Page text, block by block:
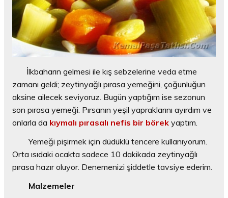
İlkbaharın gelmesi ile kış sebzelerine veda etme
zamanı geldi; zeytinyağlı pırasa yemeğini, çoğunluğun
aksine ailecek seviyoruz. Bugün yaptığım ise sezonun
son pırasa yemeği. Pırsanın yeşil yapraklarını ayırdım ve
onlarla da kıymalı pırasalı nefis bir börek yaptım.
Yemeği pişirmek için düdüklü tencere kullanıyorum.
Orta ısıdaki ocakta sadece 10 dakikada zeytinyağlı
pırasa hazır oluyor. Denemenizi şiddetle tavsiye ederim.
Malzemeler